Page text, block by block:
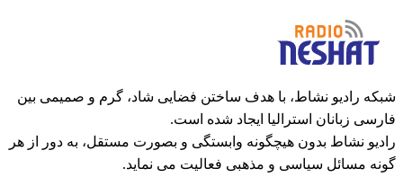
شبکه رادیو نشاط، با هدف ساختن فضایی شاد، گرم و صمیمی بین
فارسی زبانان استرالیا ایجاد شده است.
رادیو نشاط بدون هیچگونه وابستگی و بصورت مستقل، به دور از هر
گونه مسائل سیاسی و مذهبی فعالیت می نماید.